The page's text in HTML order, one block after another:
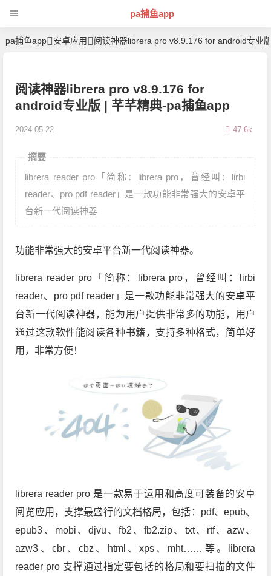
pa捕鱼app
pa捕鱼app 安卓应用 阅读神器librera pro v8.9.176 for android专业
阅读神器librera pro v8.9.176 for
android专业版 | 芊芊精典-pa捕鱼app
2024-05-22 47.6k
摘要
librera reader pro「简称：librera pro，曾经叫：lirbi
reader、pro pdf reader」是一款功能非常强大的安卓平
台新一代阅读神器
功能非常强大的安卓平台新一代阅读神器。
librera reader pro「简称：librera pro，曾经叫：lirbi
reader、pro pdf reader」是一款功能非常强大的安卓平
台新一代阅读神器，能为用户提供非常多的功能，用户
通过这款软件能阅读各种书籍，支持多种格式，简单好
用，非常方便！
librera reader pro 是一款易于运用和高度可装备的安卓
阅览应用，支撑最盛行的文档格局，包括：pdf、epub、
epub3、mobi、djvu、fb2、fb2.zip、txt、rtf、azw、
azw3、cbr、cbz、html、xps、mht……等。librera
reader pro 支撑通过指定要包括的格局和要扫描的文件